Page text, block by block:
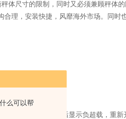
么可以帮
体尺寸的限制，同时又必须兼顾秤体
理，安装快捷，风靡海外市场。同时
有时重车开上秤台后显示负超载，重